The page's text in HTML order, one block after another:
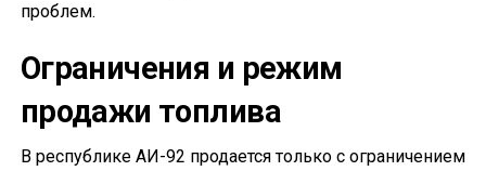
проблем.
Ограничения и режим
продажи топлива
В республике АИ-92 продается только с ограничением